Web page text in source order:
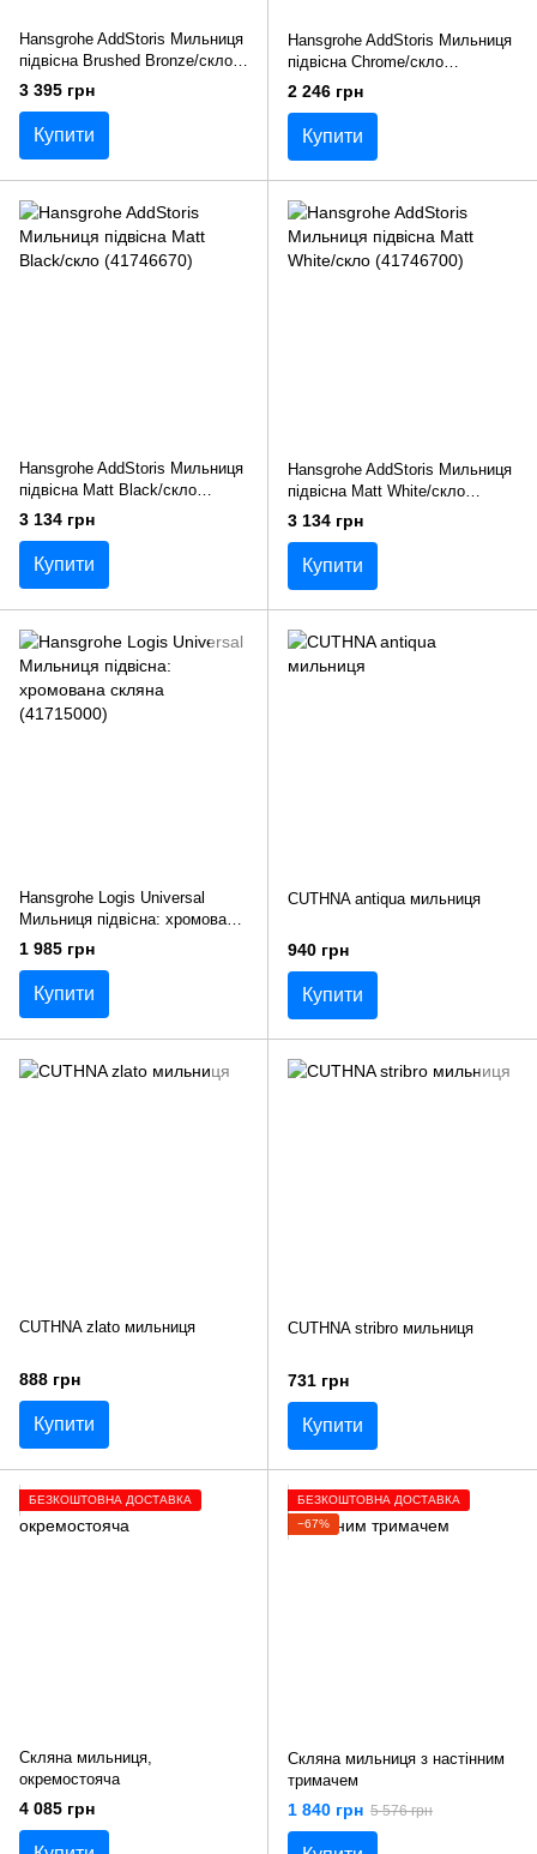
Hansgrohe AddStoris Мильниця
підвісна Brushed Bronze/скло
(41746140)
3 395 грн
Купити
Hansgrohe AddStoris Мильниця
підвісна Chrome/скло
(41746000)
2 246 грн
Купити
Hansgrohe AddStoris Мильниця
підвісна Matt Black/скло
(41746670)
3 134 грн
Купити
Hansgrohe AddStoris Мильниця
підвісна Matt White/скло
(41746700)
3 134 грн
Купити
Hansgrohe Logis Universal
Мильниця підвісна: хромована
скляна (41715000)
1 985 грн
Купити
CUTHNA antiqua мильниця
940 грн
Купити
CUTHNA zlato мильниця
888 грн
Купити
CUTHNA stribro мильниця
731 грн
Купити
БЕЗКОШТОВНА ДОСТАВКА
Скляна мильниця,
окремостояча
4 085 грн
БЕЗКОШТОВНА ДОСТАВКА
−67%
Скляна мильниця з настінним
тримачем
1 840 грн 5 576 грн